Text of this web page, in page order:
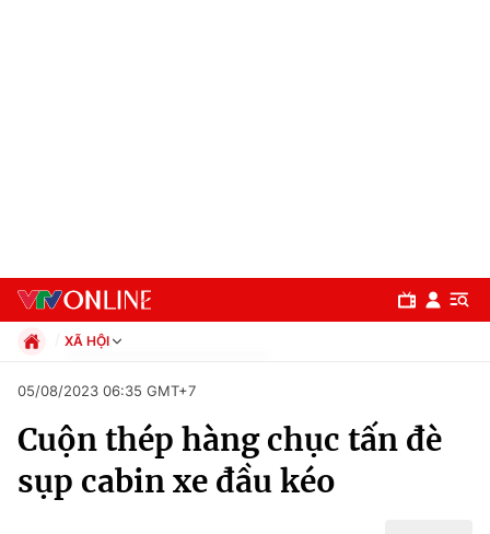
Chuyên mục
Chính trị
XÃ HỘI
Xã hội
Pháp luật
Thể thao
05/08/2023 06:35 GMT+7
Cuộn thép hàng chục tấn đè
sụp cabin xe đầu kéo